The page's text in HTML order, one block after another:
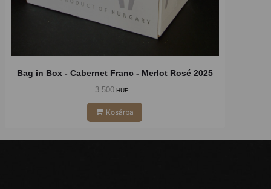
Bag in Box - Cabernet Franc - Merlot Rosé 2025
3 500 HUF
Kosárba